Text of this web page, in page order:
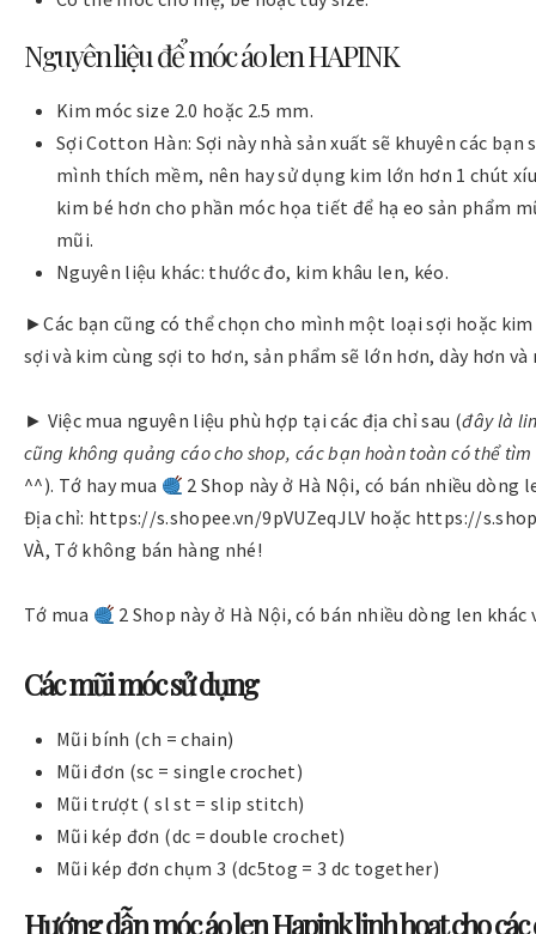
Nguyên liệu để móc áo len HAPINK
Kim móc size 2.0 hoặc 2.5 mm.
Sợi Cotton Hàn: Sợi này nhà sản xuất sẽ khuyên các
mình thích mềm, nên hay sử dụng kim lớn hơn 1 chút
kim bé hơn cho phần móc họa tiết để hạ eo sản phẩm
mũi.
Nguyên liệu khác: thước đo, kim khâu len, kéo.
►Các bạn cũng có thể chọn cho mình một loại sợi hoặc
sợi và kim cùng sợi to hơn, sản phẩm sẽ lớn hơn, dày hơn và
► Việc mua nguyên liệu phù hợp tại các địa chỉ sau (đây là
cũng không quảng cáo cho shop, các bạn hoàn toàn có thể
^^). Tớ hay mua
2 Shop này ở Hà Nội, có bán nhiều
Địa chỉ: https://s.shopee.vn/9pVUZeqJLV hoặc https://
VÀ, Tớ không bán hàng nhé!
Tớ mua 2 Shop này ở Hà Nội, có bán nhiều dòng len
Các mũi móc sử dụng
Mũi bính (ch = chain)
Mũi đơn (sc = single crochet)
Mũi trượt ( sl st = slip stitch)
Mũi kép đơn (dc = double crochet)
Mũi kép đơn chụm 3 (dc5tog = 3 dc together)
Hướng dẫn móc áo len Hapink linh hoạt cho các